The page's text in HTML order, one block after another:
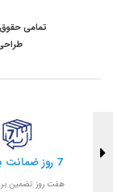
تمامی
7 روز ضمانت برگشت
هفت روز تضمین